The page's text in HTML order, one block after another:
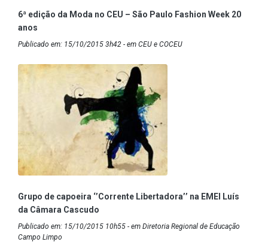
6ª edição da Moda no CEU – São Paulo Fashion Week 20
anos
Publicado em: 15/10/2015 3h42 - em CEU e COCEU
Grupo de capoeira ‘’Corrente Libertadora’’ na EMEI Luís
da Câmara Cascudo
Publicado em: 15/10/2015 10h55 - em Diretoria Regional de Educação
Campo Limpo